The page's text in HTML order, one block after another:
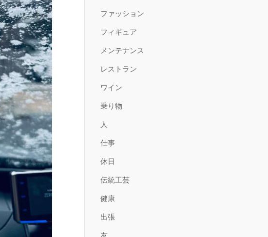
ファッション
フィギュア
メンテナンス
レストラン
ワイン
乗り物
人
仕事
休日
伝統工芸
健康
出張